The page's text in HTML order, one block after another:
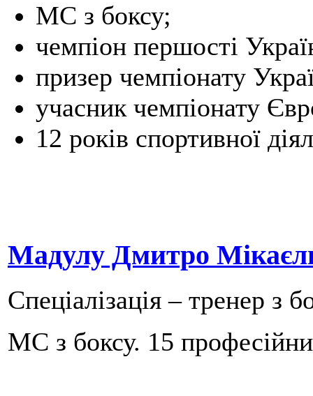
МС з боксу;
чемпіон першості
призер чемпіонату
учасник чемпіонату
12 років спортивної
Мадулу Дмитро
Спеціалізація – тренер з
МС з боксу. 15